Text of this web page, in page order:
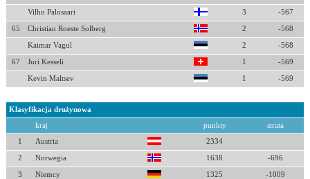
Vilho Palosaari 3 -567
65 Christian Roeste Solberg 2 -568
Kaimar Vagul 2 -568
67 Juri Kesseli 1 -569
Kevin Maltsev 1 -569
Klasyfikacja drużynowa
kraj punkty strata
1 Austria 2334
2 Norwegia 1638 -696
3 Niemcy 1325 -1009